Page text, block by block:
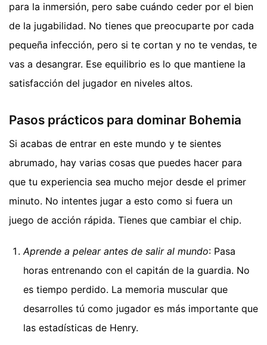
para la inmersión, pero sabe cuándo ceder por el bien
de la jugabilidad. No tienes que preocuparte por cada
pequeña infección, pero si te cortan y no te vendas, te
vas a desangrar. Ese equilibrio es lo que mantiene la
satisfacción del jugador en niveles altos.
Pasos prácticos para dominar Bohemia
Si acabas de entrar en este mundo y te sientes
abrumado, hay varias cosas que puedes hacer para
que tu experiencia sea mucho mejor desde el primer
minuto. No intentes jugar a esto como si fuera un
juego de acción rápida. Tienes que cambiar el chip.
Aprende a pelear antes de salir al mundo: Pasa
horas entrenando con el capitán de la guardia. No
es tiempo perdido. La memoria muscular que
desarrolles tú como jugador es más importante que
las estadísticas de Henry.